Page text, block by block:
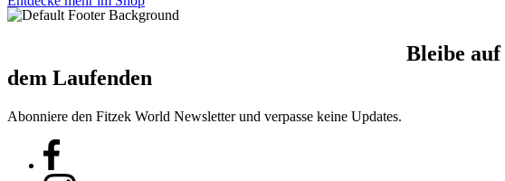
Bleibe auf
dem Laufenden
Abonniere den Fitzek World Newsletter und verpasse keine Updates.